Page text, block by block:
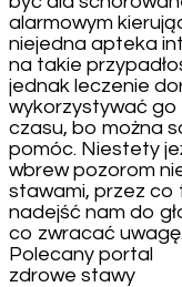
alarmowym
niejedna apteka
na takie
jednak leczenie
wykorzystywać go
czasu, bo można
pomóc. Niestety
wbrew pozorom
stawami, przez co
nadejść nam do
co zwracać uwagę.
Polecany portal
zdrowe stawy